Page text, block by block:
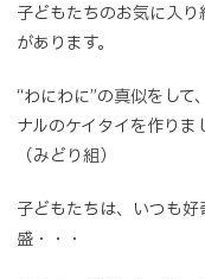
子どもたちのお気に入り
があります。
“わにわに”の真似をして
ナルのケイタイを作りま
（みどり組）
子どもたちは、いつも好
盛・・・